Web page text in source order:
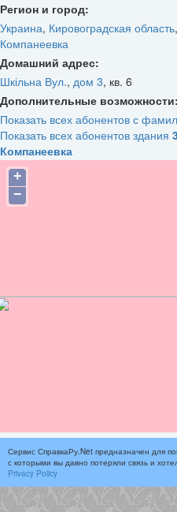
Регион и город:
Украина, Кировоградская область,
Компанеевка
Домашний адрес:
Шкільна Вул., дом 3, кв. 6
Дополнительные возможности:
Показать всех абонентов с
Показать всех абонентов здания
Компанеевка
+
−
Сервис СправкаРу.Net предназначен для
с которыми вы давно потеряли связь и
Privacy Policy